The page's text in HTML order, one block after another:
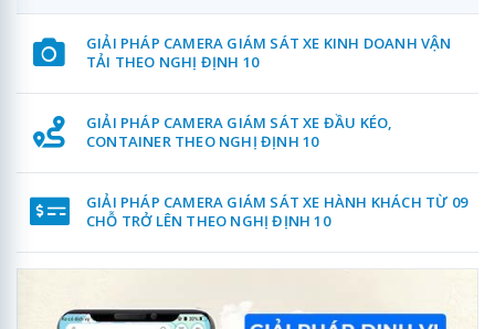
GIẢI PHÁP CAMERA GIÁM SÁT XE KINH DOANH VẬN
TẢI THEO NGHỊ ĐỊNH 10
GIẢI PHÁP CAMERA GIÁM SÁT XE ĐẦU KÉO,
CONTAINER THEO NGHỊ ĐỊNH 10
GIẢI PHÁP CAMERA GIÁM SÁT XE HÀNH KHÁCH TỪ 09
CHỖ TRỞ LÊN THEO NGHỊ ĐỊNH 10